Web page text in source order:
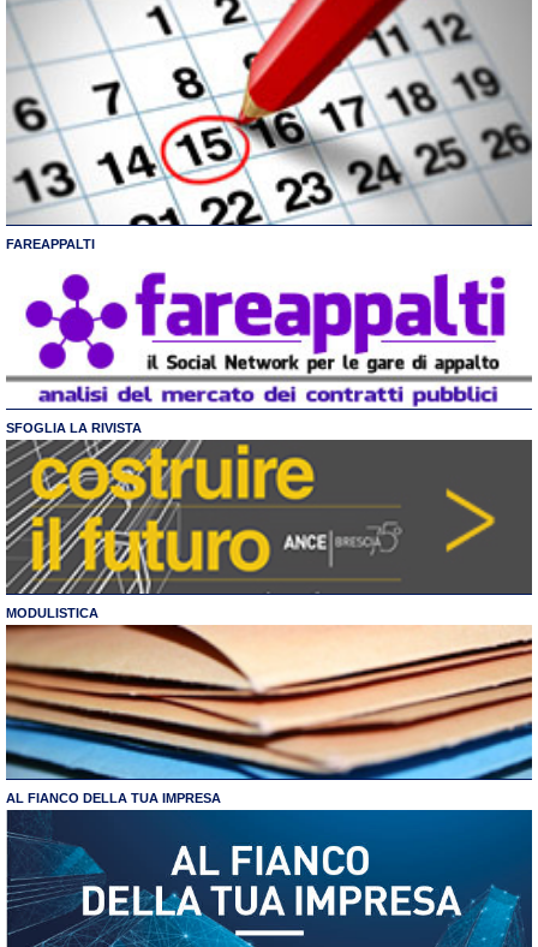
FAREAPPALTI
SFOGLIA LA RIVISTA
MODULISTICA
AL FIANCO DELLA TUA IMPRESA